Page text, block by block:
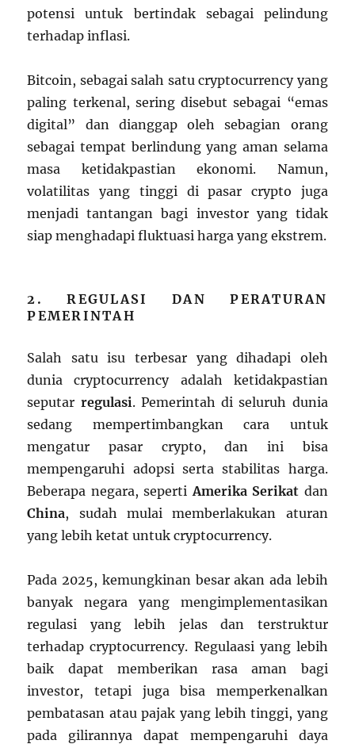
potensi untuk bertindak sebagai pelindung
terhadap inflasi.
Bitcoin, sebagai salah satu cryptocurrency yang
paling terkenal, sering disebut sebagai “emas
digital” dan dianggap oleh sebagian orang
sebagai tempat berlindung yang aman selama
masa ketidakpastian ekonomi. Namun,
volatilitas yang tinggi di pasar crypto juga
menjadi tantangan bagi investor yang tidak
siap menghadapi fluktuasi harga yang ekstrem.
2. REGULASI DAN PERATURAN
PEMERINTAH
Salah satu isu terbesar yang dihadapi oleh
dunia cryptocurrency adalah ketidakpastian
seputar regulasi. Pemerintah di seluruh dunia
sedang mempertimbangkan cara untuk
mengatur pasar crypto, dan ini bisa
mempengaruhi adopsi serta stabilitas harga.
Beberapa negara, seperti Amerika Serikat dan
China, sudah mulai memberlakukan aturan
yang lebih ketat untuk cryptocurrency.
Pada 2025, kemungkinan besar akan ada lebih
banyak negara yang mengimplementasikan
regulasi yang lebih jelas dan terstruktur
terhadap cryptocurrency. Regulaasi yang lebih
baik dapat memberikan rasa aman bagi
investor, tetapi juga bisa memperkenalkan
pembatasan atau pajak yang lebih tinggi, yang
pada gilirannya dapat mempengaruhi daya